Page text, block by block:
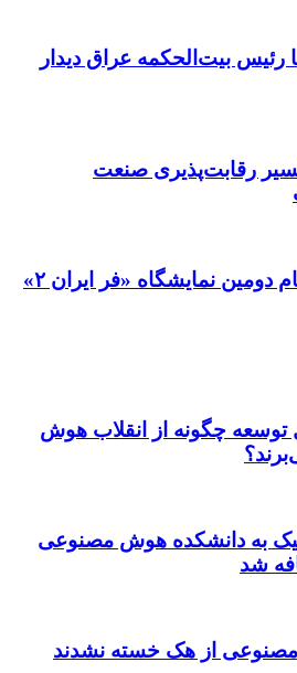
رئیس بیت‌الحکمه عراق دیدار
رقابت‌پذیری صنعت
تمدید مهلت ثبت‌نام دومین نمایشگاه «فر ایران ۲»
چگونه از انقلاب هوش
به دانشکده هوش مصنوعی
شد
از هک خسته نشدند